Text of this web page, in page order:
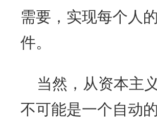
需要，实现每个人
件。
当然，从资本主
不可能是一个自动